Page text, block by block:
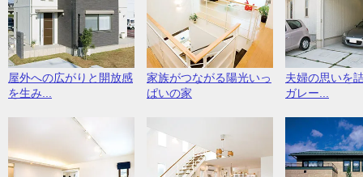
屋外への広がりと開放感
を生み...
家族がつながる陽光いっ
ぱいの家
夫婦の思いを
ガレー...